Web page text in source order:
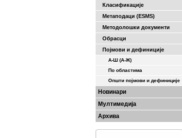
Класификације
Метаподаци (ESMS)
Методолошки документи
Обрасци
Појмови и дефиниције
А-Ш (A-Ж)
По областима
Општи појмови и дефиниције
Новинари
Мултимедија
Архива